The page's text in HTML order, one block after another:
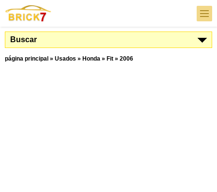
Buscar
página principal » Usados » Honda » Fit » 2006